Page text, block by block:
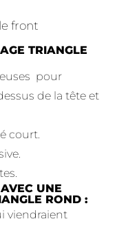
front
TRIANGLE
pour
de la tête et
court.
UNE
ROND :
viendraient